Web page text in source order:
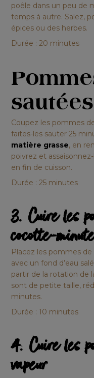
poêle dans un peu de
temps à autre. Salez,
épices ou des herbes.
Durée : 20 minutes
sautées
Coupez les pommes
faites-les sauter 25
matière grasse, en
poivrez et
en fin de cuisson.
Durée : 25 minutes
3. Cuire les
cocotte-
Placez les pommes
avec un fond d’eau
partir de la rotation de
sont de petite taille,
minutes.
Durée : 10 minutes
4. Cuire les
vapeur